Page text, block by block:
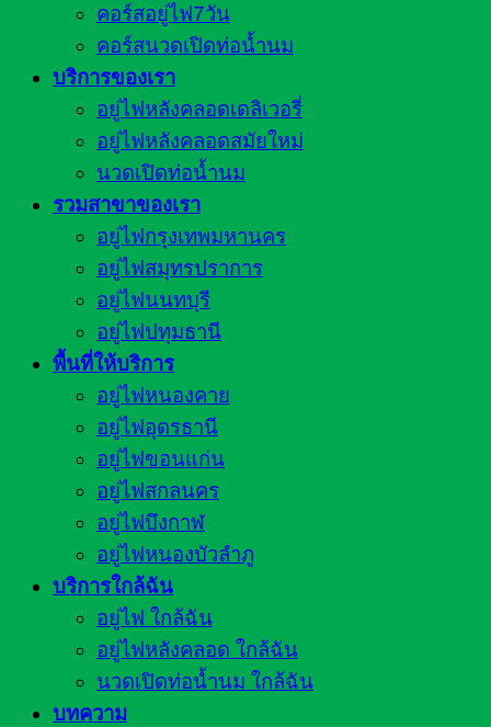
คอร์สอยู่ไฟ7วัน
คอร์สนวดเปิดท่อน้ำนม
บริการของเรา
อยู่ไฟหลังคลอดเดลิเวอรี่
อยู่ไฟหลังคลอดสมัยใหม่
นวดเปิดท่อน้ำนม
รวมสาขาของเรา
อยู่ไฟกรุงเทพมหานคร
อยู่ไฟสมุทรปราการ
อยู่ไฟนนทบุรี
อยู่ไฟปทุมธานี
พื้นที่ให้บริการ
อยู่ไฟหนองคาย
อยู่ไฟอุดรธานี
อยู่ไฟขอนแก่น
อยู่ไฟสกลนคร
อยู่ไฟบึงกาฬ
อยู่ไฟหนองบัวลำภู
บริการใกล้ฉัน
อยู่ไฟ ใกล้ฉัน
อยู่ไฟหลังคลอด ใกล้ฉัน
นวดเปิดท่อน้ำนม ใกล้ฉัน
บทความ